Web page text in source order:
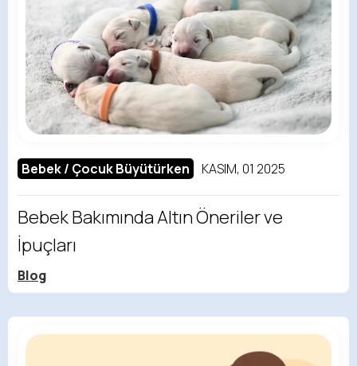
Bebek / Çocuk Büyütürken KASIM, 01 2025
Bebek Bakımında Altın Öneriler ve
İpuçları
Blog